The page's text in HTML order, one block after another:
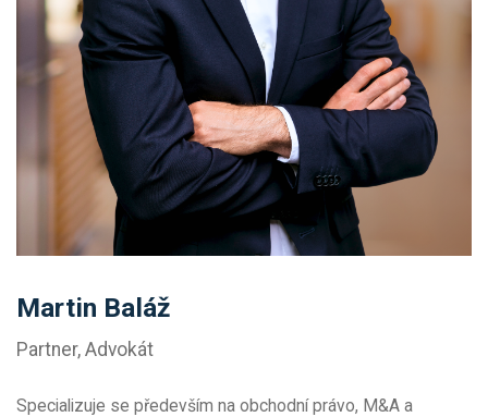
Martin Baláž
Partner, Advokát
Specializuje se především na obchodní právo, M&A a